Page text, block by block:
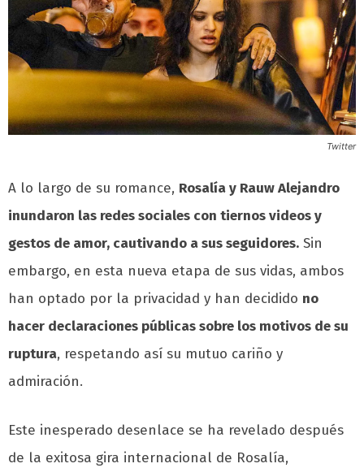
Twitter
A lo largo de su romance, Rosalía y Rauw Alejandro
inundaron las redes sociales con tiernos videos y
gestos de amor, cautivando a sus seguidores. Sin
embargo, en esta nueva etapa de sus vidas, ambos
han optado por la privacidad y han decidido no
hacer declaraciones públicas sobre los motivos de su
ruptura, respetando así su mutuo cariño y
admiración.
Este inesperado desenlace se ha revelado después
de la exitosa gira internacional de Rosalía,